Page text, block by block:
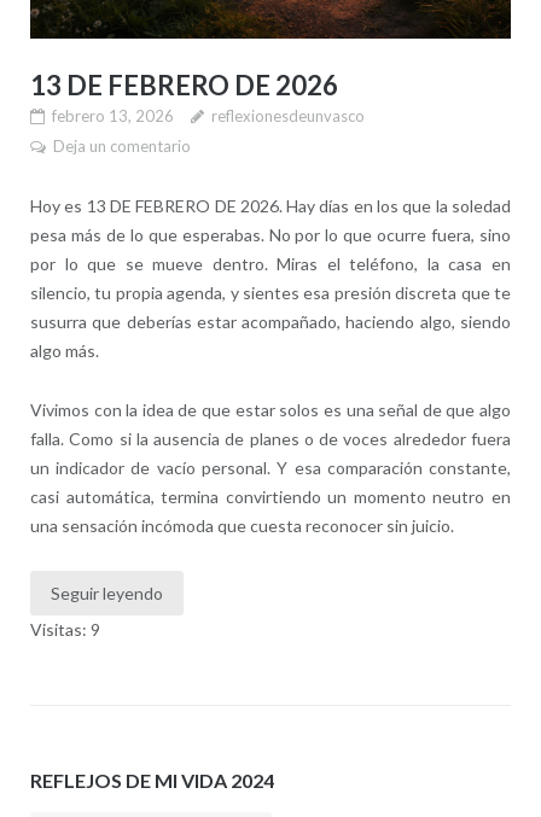
13 DE FEBRERO DE 2026
febrero 13, 2026
reflexionesdeunvasco
Deja un comentario
Hoy es 13 DE FEBRERO DE 2026. Hay días en los que la soledad
pesa más de lo que esperabas. No por lo que ocurre fuera, sino
por lo que se mueve dentro. Miras el teléfono, la casa en
silencio, tu propia agenda, y sientes esa presión discreta que te
susurra que deberías estar acompañado, haciendo algo, siendo
algo más.
Vivimos con la idea de que estar solos es una señal de que algo
falla. Como si la ausencia de planes o de voces alrededor fuera
un indicador de vacío personal. Y esa comparación constante,
casi automática, termina convirtiendo un momento neutro en
una sensación incómoda que cuesta reconocer sin juicio.
Seguir leyendo
Visitas: 9
REFLEJOS DE MI VIDA 2024